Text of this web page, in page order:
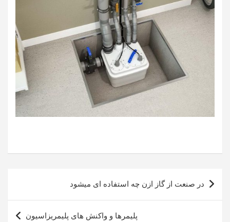
راهبری
نوشته
در صنعت از گاز ازن چه استفاده ای میشود
پلیمرها و واکنش های پلیمریزاسیون